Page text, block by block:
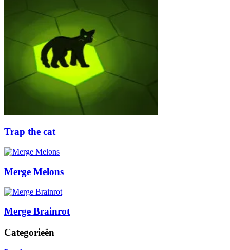
Trap the cat
Merge Melons
Merge Brainrot
Categorieën